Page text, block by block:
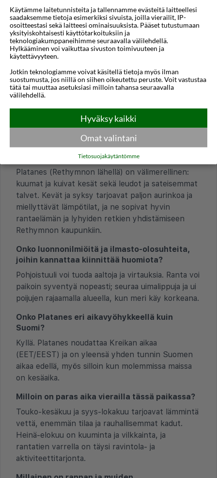
Stalis
Usein kysytyt kysymykset
Mitkä vuodenajat leimaavat Platanesta ja
millainen ilmasto on ympäri vuoden?
Platanes (Rethymnon lähellä) on välimerellinen:
kuumat ja kuivat kesät sekä leudot ja sateisemmat
talvet. Kevät ja syksy tarjoavat paljon aurinkoa ja
miellyttävät lämpötilat, ja ne sopivat hyvin
rantaelämän ja lyhyiden retkien yhdistämiseen
Rethymnon kaupunkiin.
Onko luonnonilmiöitä ja ilmasto-olosuhteita,
joihin kannattaa kiinnittää huomiota?
Pohjoistuuli voi tuoda aaltoja ja virtauksia. Ranta voi
paikoin syventyä nopeasti; seuraa uimalippuja ja ui
poijujen rajaamalla alueella, kun meri käy korkeana.
Onko Platanes eri aikavyöhykkeellä kuin
Suomi?
Kyllä. Platanes noudattaa Kreikan aikaa
(EET/EEST) ja on yleensä yhden tunnin Suomen
aikaa edellä, myös silloin kun molemmissa maissa
on kesäaika.
Milloin on paras aika vierailla tässä paikassa?
Touko-kesäkuu ja syys-lokakuu tarjoavat lämmintä
vettä, enemmän tilaa ja rauhallisemmat kadut.
Heinä-elokuu on kuuminta ja vilkkainta, ja
rantatien varrella on täysi ravintola- ja
aktiviteettitarjonta.
Käytämme laitetunnisteita ja tallennamme evästeitä laitteellesi
saadaksemme tietoja esimerkiksi sivuista, joilla vierailit, IP-
osoitteestasi sekä laitteesi ominaisuuksista. Pääset tutustumaan
yksityiskohtaisesti käyttötarkoituksiin ja
teknologiakumppaneihimme seuraavalla välilehdellä.
Hylkääminen voi vaikuttaa sivuston toimivuuteen ja
käytettävyyteen.
Jotkin teknologiamme voivat käsitellä tietoja myös ilman
suostumusta, jos niillä on siihen oikeutettu peruste. Voit vastustaa
tätä tai muuttaa asetuksiasi milloin tahansa seuraavalla
välilehdellä.
Hyväksy kaikki
Omat valintani
Tietosuojakäytäntömme